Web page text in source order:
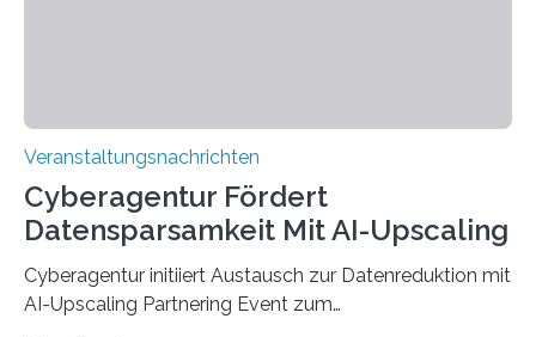
Veranstaltungsnachrichten
Cyberagentur Fördert
Datensparsamkeit Mit AI-Upscaling
Cyberagentur initiiert Austausch zur Datenreduktion mit
AI-Upscaling Partnering Event zum